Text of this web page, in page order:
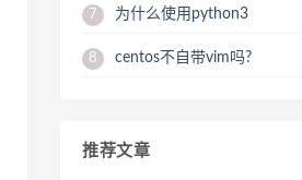
7 为什么使用python3
8 centos不自带vim吗?
推荐文章